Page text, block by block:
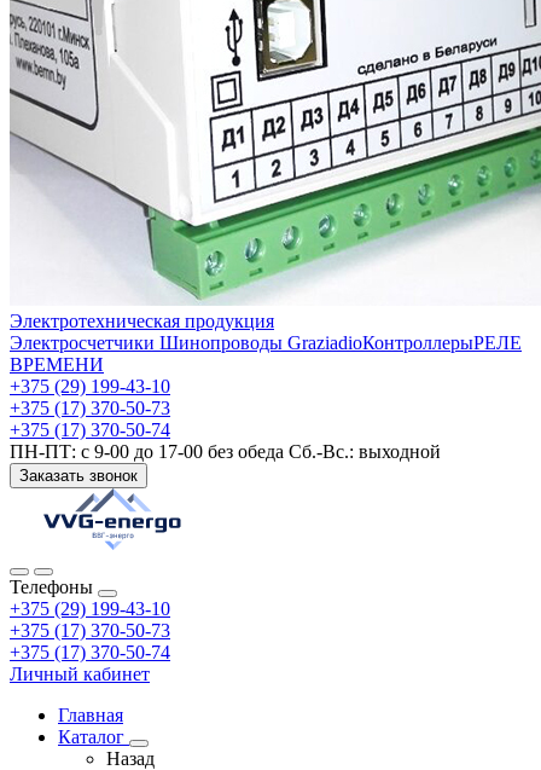
Электротехническая продукция
Электросчетчики Шинопроводы GraziadioКонтроллерыРЕЛЕ
ВРЕМЕНИ
+375 (29) 199-43-10
+375 (17) 370-50-73
+375 (17) 370-50-74
ПН-ПТ: с 9-00 до 17-00 без обеда Сб.-Вс.: выходной
Заказать звонок
Телефоны
+375 (29) 199-43-10
+375 (17) 370-50-73
+375 (17) 370-50-74
Личный кабинет
Главная
Каталог
Назад